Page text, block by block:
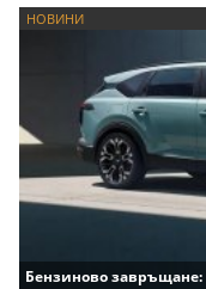
НОВИНИ
Бензиново